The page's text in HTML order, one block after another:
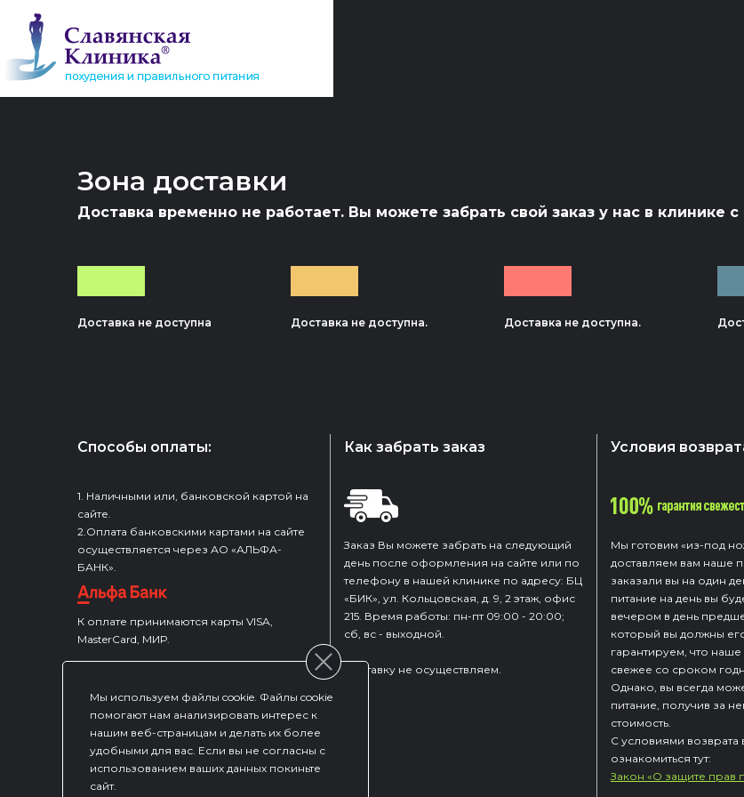
navigation
Зона доставки
Доставка временно не работает. Вы можете забрать свой заказ у нас в клинике
Доставка не доступна Доставка не доступна. Доставка не доступна.
Способы оплаты:
1. Наличными или, банковской картой на
сайте.
2.Оплата банковскими картами на сайте
осуществляется через АО «АЛЬФА-
БАНК».
К оплате принимаются карты VISA,
MasterCard, МИР.
Услуга оплаты через интернет
осуществляется в соответствии с
Правилами платежных систем Visa,
MasterCard и Платежной системы МИР на
Как забрать заказ
Заказ Вы можете забрать на следующий
день после оформления на сайте или по
телефону в нашей клинике по адресу: БЦ
«БИК», ул. Кольцовская, д. 9, 2 этаж, офис
215. Время работы: пн-пт 09:00 - 20:00;
сб, вс - выходной.
Доставку не осуществляем.
Условия
Мы готовим «из-под
доставляем вам наше
заказали вы на один
питание на день вы
вечером в день
который вы должны
гарантируем, что наше
свежее со сроком
Однако, вы всегда
питание, получив за
стоимость.
С условиями возврата
ознакомиться тут:
Закон «О защите прав
Мы используем файлы cookie. Файлы cookie
помогают нам анализировать интерес к
нашим веб-страницам и делать их более
удобными для вас. Если вы не согласны с
использованием ваших данных покиньте
сайт.